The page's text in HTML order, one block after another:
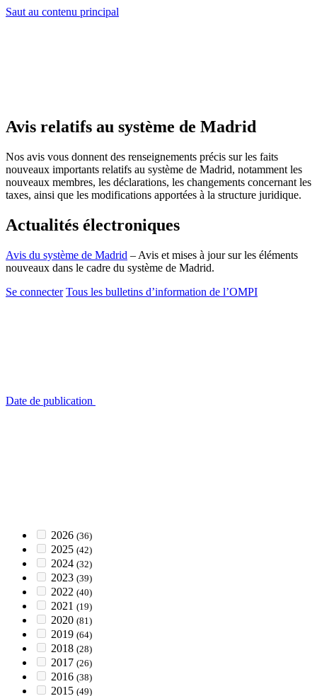
Saut au contenu principal
Avis relatifs au système de Madrid
Nos avis vous donnent des renseignements précis sur les faits
nouveaux importants relatifs au système de Madrid, notamment les
nouveaux membres, les déclarations, les changements concernant les
taxes, ainsi que les modifications apportées à la structure juridique.
Actualités électroniques
Avis du système de Madrid – Avis et mises à jour sur les éléments
nouveaux dans le cadre du système de Madrid.
Se connecter Tous les bulletins d’information de l’OMPI
Date de publication
2026 (36)
2025 (42)
2024 (32)
2023 (39)
2022 (40)
2021 (19)
2020 (81)
2019 (64)
2018 (28)
2017 (26)
2016 (38)
2015 (49)